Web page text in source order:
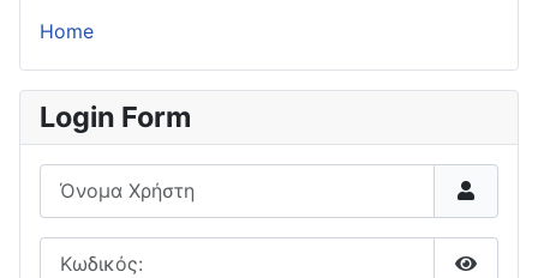
Home
Login Form
Όνομα Χρήστη